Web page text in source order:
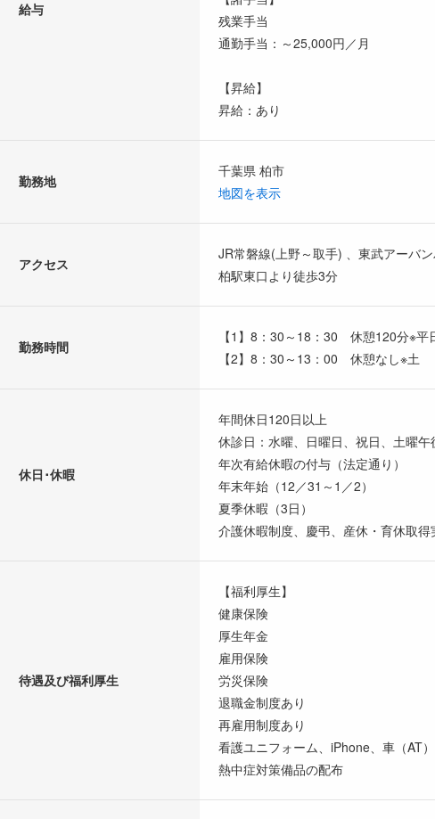
給与
残業手当
通勤手当：～25,000円／月
【昇給】
昇給：あり
勤務地
千葉県 柏市
地図を表示
アクセス
JR常磐線(上野～取手) 、東武アーバ
柏駅東口より徒歩3分
勤務時間
【1】8：30～18：30 休憩120分※平
【2】8：30～13：00 休憩なし※土
休日･休暇
年間休日120日以上
休診日：水曜、日曜日、祝日、土曜午
年次有給休暇の付与（法定通り）
年末年始（12／31～1／2）
夏季休暇（3日）
介護休暇制度、慶弔、産休・育休取得
待遇及び福利厚生
【福利厚生】
健康保険
厚生年金
雇用保険
労災保険
退職金制度あり
再雇用制度あり
看護ユニフォーム、iPhone、車（AT
熱中症対策備品の配布